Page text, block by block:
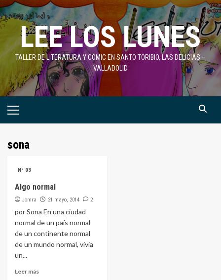
Saltar
al
contenidoLEE LOS LUNES
TALLER DE LITERATURA Y CÓMIC EN SANTO TORIBIO, LAS DELICIAS –
VALLADOLID
Menú
sona
Nº 03
Algo normal
Jomra 21 mayo, 2014 2
por Sona En una ciudad
normal de un país normal
de un continente normal
de un mundo normal, vivía
un...
Leer más